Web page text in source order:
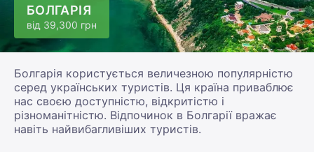
БОЛГАРІЯ
від 39,300 грн
Болгарія користується величезною популярністю
серед українських туристів. Ця країна приваблює
нас своєю доступністю, відкритістю і
різноманітністю. Відпочинок в Болгарії вражає
навіть найвибагливіших туристів.